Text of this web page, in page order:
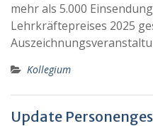
mehr als 5.000
Lehrkräftepreises 2025
Kollegium
Update